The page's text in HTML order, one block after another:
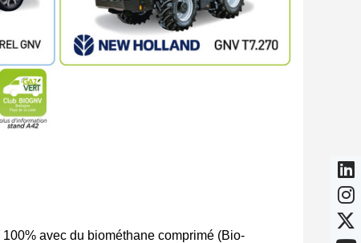
avec du biométhane comprimé (Bio-